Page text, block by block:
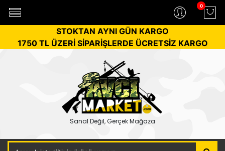
0
STOKTAN AYNI GÜN KARGO
1750 TL ÜZERİ SİPARİŞLERDE ÜCRETSİZ KARGO
Sanal Değil, Gerçek Mağaza